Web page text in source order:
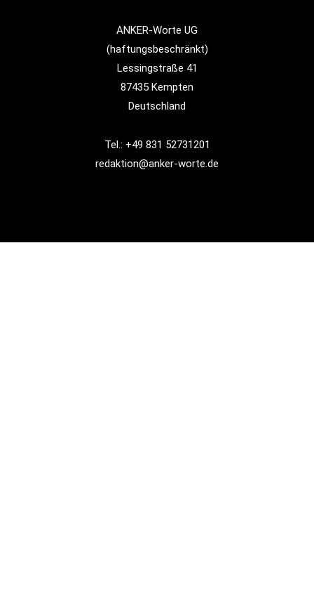
ANKER-Worte UG
(haftungsbeschränkt)
Lessingstraße 41
87435 Kempten
Deutschland
Tel.: +49 831 52731201
redaktion@anker-worte.de